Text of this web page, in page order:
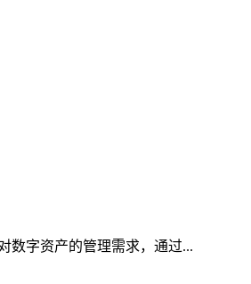
数字资产的管理需求，通过...